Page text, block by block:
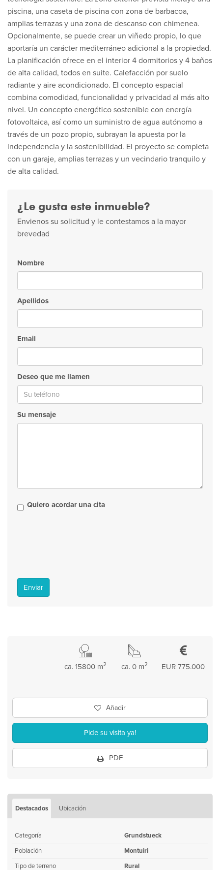
piscina, una caseta de piscina con zona de barbacoa,
amplias terrazas y una zona de descanso con chimenea.
Opcionalmente, se puede crear un viñedo propio, lo que
aportaría un carácter mediterráneo adicional a la propiedad.
La planificación ofrece en el interior 4 dormitorios y 4 baños
de alta calidad, todos en suite. Calefacción por suelo
radiante y aire acondicionado. El concepto espacial
combina comodidad, funcionalidad y privacidad al más alto
nivel. Un concepto energético sostenible con energía
fotovoltaica, así como un suministro de agua autónomo a
través de un pozo propio, subrayan la apuesta por la
independencia y la sostenibilidad. El proyecto se completa
con un garaje, amplias terrazas y un vecindario tranquilo y
de alta calidad.
¿Le gusta este inmueble?
Envienos su solicitud y le contestamos a la mayor
brevedad
Nombre
Apellidos
Email
Deseo que me llamen
Su mensaje
Quiero acordar una cita
Enviar
EUR 775.000
ca. 0 m2
ca. 15800 m2
Añadir
Pide su visita ya!
PDF
Destacados Ubicación
Categoría
Grundstueck
Población
Montuiri
Tipo de terreno
Rural